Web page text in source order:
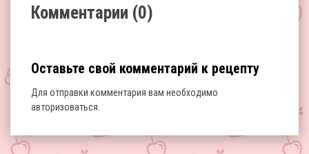
Загрузка...
Комментарии (0)
Оставьте свой комментарий к рецепту
Для отправки комментария вам необходимо
авторизоваться